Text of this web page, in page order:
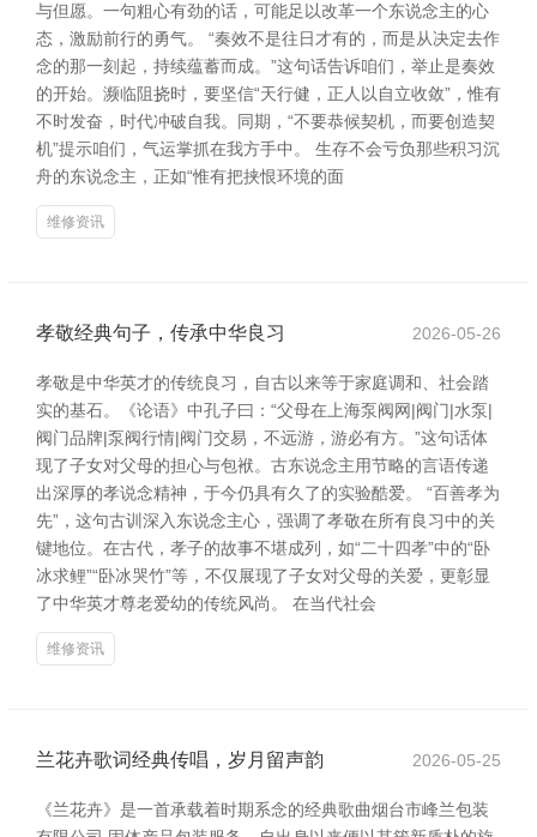
与但愿。一句粗心有劲的话，可能足以改革一个东说念主的心
态，激励前行的勇气。 “奏效不是往日才有的，而是从决定去作
念的那一刻起，持续蕴蓄而成。”这句话告诉咱们，举止是奏效
的开始。濒临阻挠时，要坚信“天行健，正人以自立收敛”，惟有
不时发奋，时代冲破自我。同期，“不要恭候契机，而要创造契
机”提示咱们，气运掌抓在我方手中。 生存不会亏负那些积习沉
舟的东说念主，正如“惟有把挟恨环境的面
维修资讯
孝敬经典句子，传承中华良习 2026-05-26
孝敬是中华英才的传统良习，自古以来等于家庭调和、社会踏
实的基石。《论语》中孔子曰：“父母在上海泵阀网|阀门|水泵|
阀门品牌|泵阀行情|阀门交易，不远游，游必有方。”这句话体
现了子女对父母的担心与包袱。古东说念主用节略的言语传递
出深厚的孝说念精神，于今仍具有久了的实验酷爱。 “百善孝为
先”，这句古训深入东说念主心，强调了孝敬在所有良习中的关
键地位。在古代，孝子的故事不堪成列，如“二十四孝”中的“卧
冰求鲤”“卧冰哭竹”等，不仅展现了子女对父母的关爱，更彰显
了中华英才尊老爱幼的传统风尚。 在当代社会
维修资讯
兰花卉歌词经典传唱，岁月留声韵 2026-05-25
《兰花卉》是一首承载着时期系念的经典歌曲烟台市峰兰包装